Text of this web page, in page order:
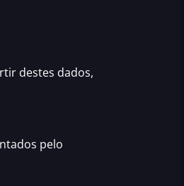
destes dados,
pelo